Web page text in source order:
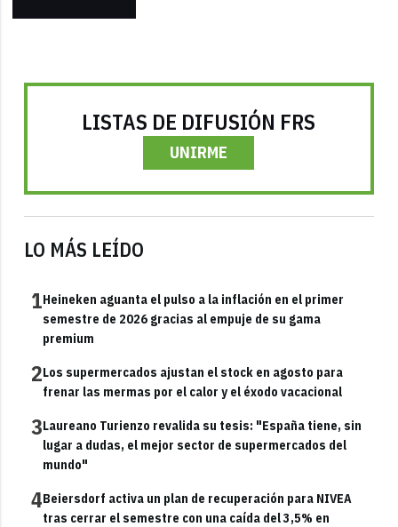
LISTAS DE DIFUSIÓN FRS
UNIRME
LO MÁS LEÍDO
1Heineken aguanta el pulso a la inflación en el primer
semestre de 2026 gracias al empuje de su gama
premium
2Los supermercados ajustan el stock en agosto para
frenar las mermas por el calor y el éxodo vacacional
3Laureano Turienzo revalida su tesis: "España tiene, sin
lugar a dudas, el mejor sector de supermercados del
mundo"
4Beiersdorf activa un plan de recuperación para NIVEA
tras cerrar el semestre con una caída del 3,5% en